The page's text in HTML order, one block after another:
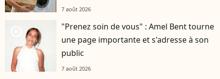
7 août 2026
"Prenez soin de vous" : Amel Bent tourne
une page importante et s'adresse à son
public
7 août 2026